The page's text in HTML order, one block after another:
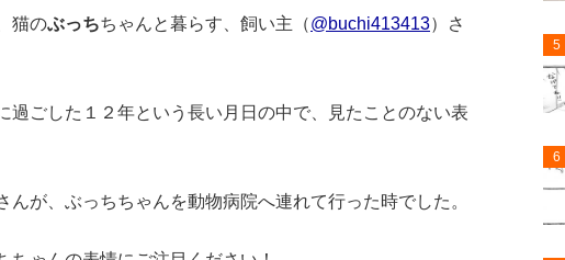
猫のぶっちちゃんと暮らす、飼い主（@buchi413413）さ
過ごした１２年という長い月日の中で、見たことのない表
んが、ぶっちちゃんを動物病院へ連れて行った時でした。
5
6